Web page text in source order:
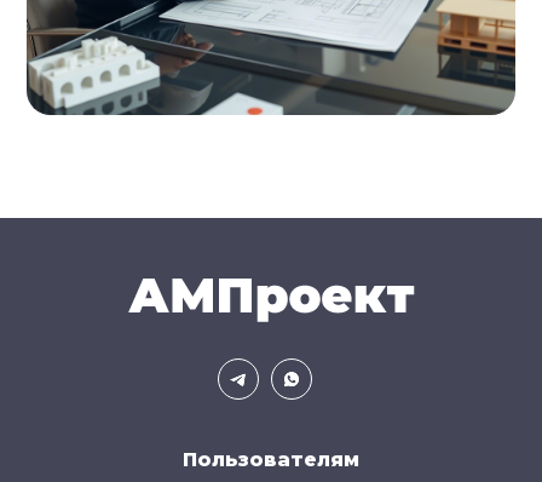
Пользователям